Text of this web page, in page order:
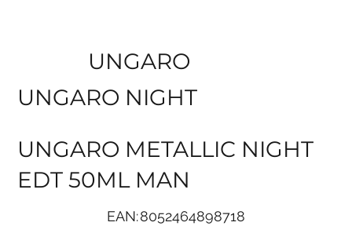
UNGARO
UNGARO NIGHT
UNGARO METALLIC NIGHT
EDT 50ML MAN
EAN:8052464898718